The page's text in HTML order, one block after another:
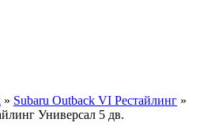
» Subaru Outback VI Рестайлинг »
Универсал 5 дв.